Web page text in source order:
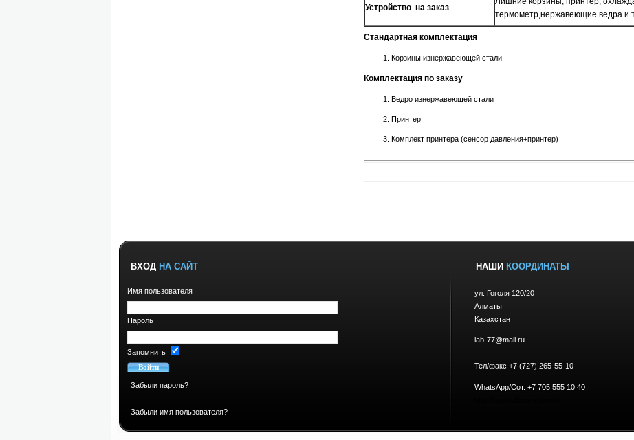
Устройство на заказ
термометр,нержавеющие ведра и
Стандартная комплектация
Корзины изнержавеющей стали
Комплектация по заказу
Ведро изнержавеющей стали
Принтер
Комплект принтера (сенсор давления+принтер)
ВХОД НА САЙТ
Имя пользователя
Пароль
Запомнить
Забыли пароль?
Забыли имя пользователя?
НАШИ КООРДИНАТЫ
ул. Гоголя 120/20
Алматы
Казахстан
lab-77@mail.ru
Тел/факс +7 (727) 265-55-10
WhatsApp/Сот. +7 705 555 10 40